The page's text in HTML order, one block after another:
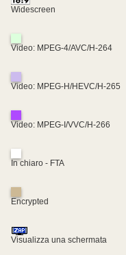
Widescreen
Video: MPEG-4/AVC/H-264
Video: MPEG-H/HEVC/H-265
Video: MPEG-I/VVC/H-266
In chiaro - FTA
Encrypted
Visualizza una schermata